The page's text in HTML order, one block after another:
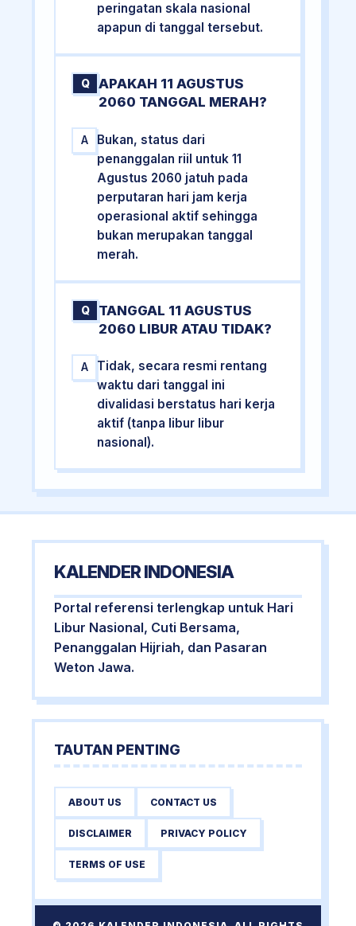
peringatan skala nasional
apapun di tanggal tersebut.
Q
APAKAH 11 AGUSTUS
2060 TANGGAL MERAH?
A
Bukan, status dari
penanggalan riil untuk 11
Agustus 2060 jatuh pada
perputaran hari jam kerja
operasional aktif sehingga
bukan merupakan tanggal
merah.
Q
TANGGAL 11 AGUSTUS
2060 LIBUR ATAU TIDAK?
A
Tidak, secara resmi rentang
waktu dari tanggal ini
divalidasi berstatus hari kerja
aktif (tanpa libur libur
nasional).
KALENDER INDONESIA
Portal referensi terlengkap untuk Hari
Libur Nasional, Cuti Bersama,
Penanggalan Hijriah, dan Pasaran
Weton Jawa.
TAUTAN PENTING
ABOUT US CONTACT US
DISCLAIMER PRIVACY POLICY
TERMS OF USE